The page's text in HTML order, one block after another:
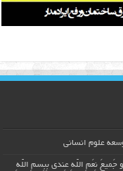
علوم انسانی
جَمیعَ نِعَمِ اللّهِ عِندی بِبِسمِ اللّهِ